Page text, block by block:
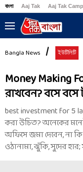
বাংলা Aaj Tak Aaj Tak
Bangla News ইউটিলিটি
Money Making
রাখবেন? বসে
best investment for 5
করা উচিত? অনেকের মনেই
অফিসে জমা দেবেন, না
ওঠানামা, ঝুঁকি, সুদের